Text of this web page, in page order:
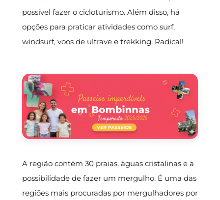
possível fazer o cicloturismo. Além disso, há
opções para praticar atividades como surf,
windsurf, voos de ultrave e trekking. Radical!
A região contém 30 praias, águas cristalinas e a
possibilidade de fazer um mergulho. É uma das
regiões mais procuradas por mergulhadores por